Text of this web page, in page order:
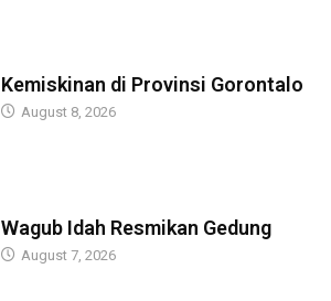
Kemiskinan di Provinsi Gorontalo
August 8, 2026
Wagub Idah Resmikan Gedung
August 7, 2026